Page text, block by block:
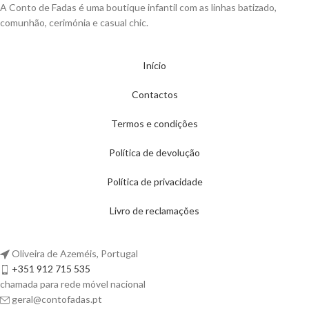
A Conto de Fadas é uma boutique infantil com as linhas batizado,
comunhão, cerimónia e casual chic.
Início
Contactos
Termos e condições
Política de devolução
Política de privacidade
Livro de reclamações
Oliveira de Azeméis, Portugal
+351 912 715 535
chamada para rede móvel nacional
geral@contofadas.pt